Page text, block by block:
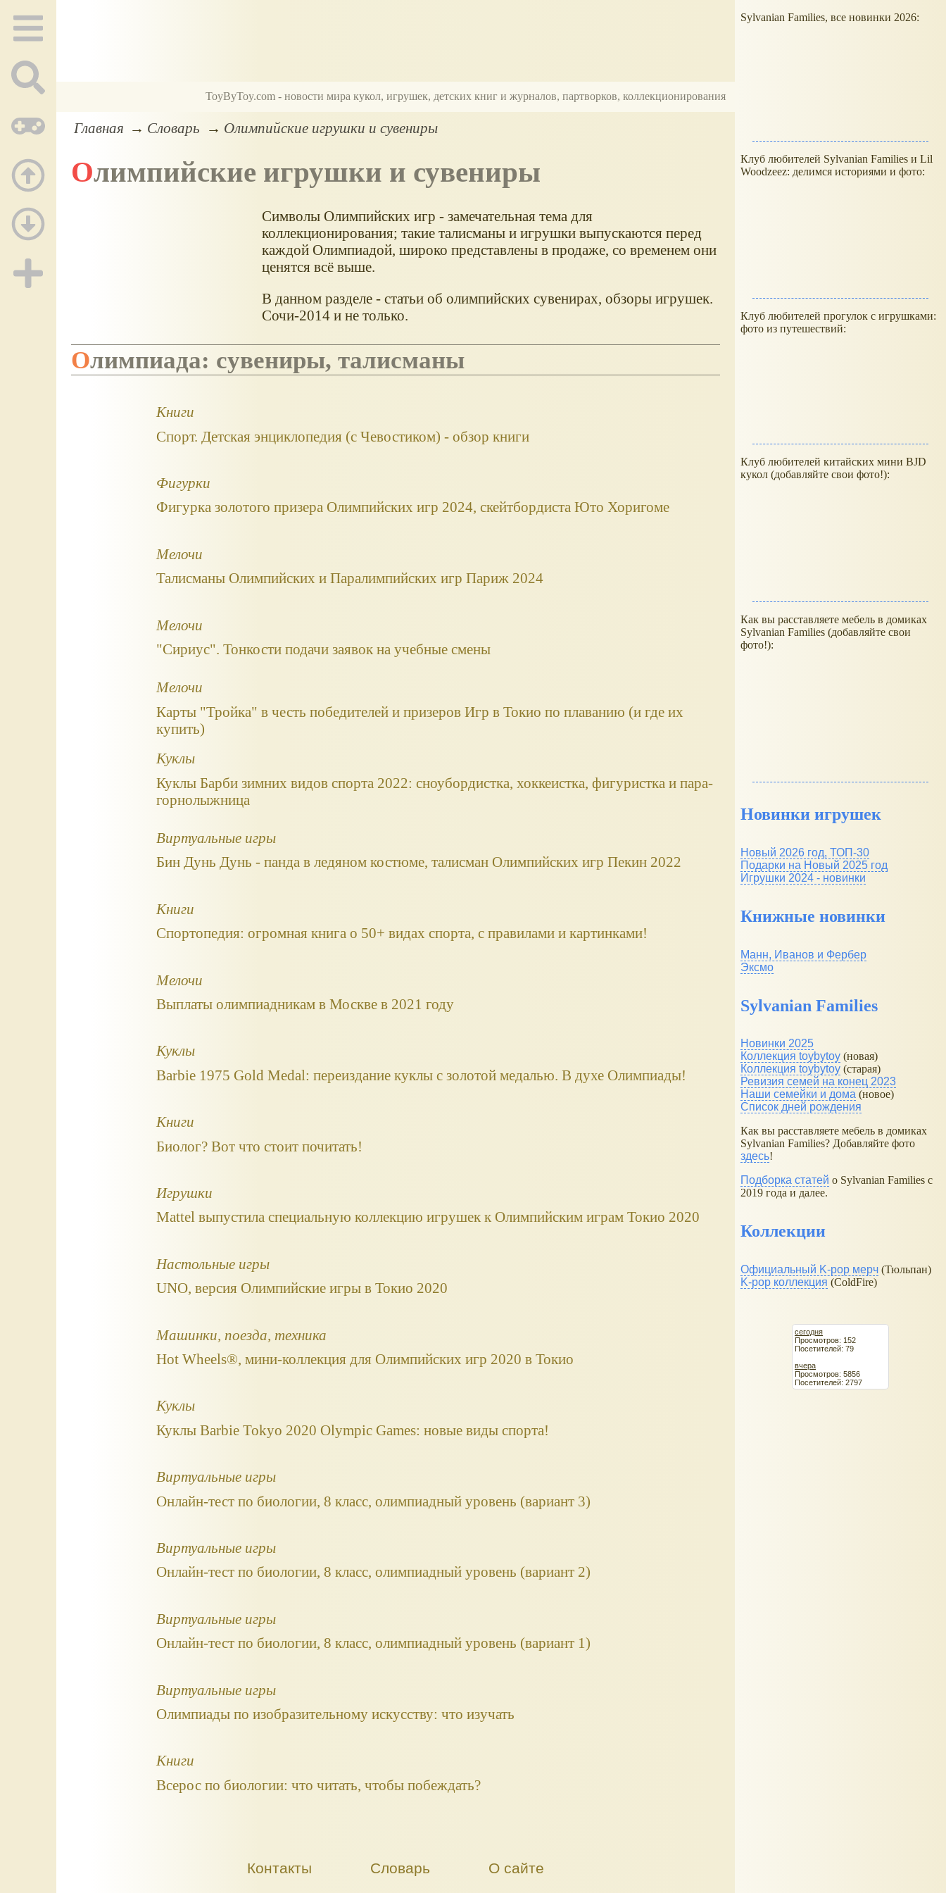
ToyByToy.com - новости мира кукол, игрушек, детских книг и журналов, партворков, коллекционирования
Главная Словарь Олимпийские игрушки и сувениры
Олимпийские игрушки и сувениры
Символы Олимпийских игр - замечательная тема для
коллекционирования; такие талисманы и игрушки выпускаются перед
каждой Олимпиадой, широко представлены в продаже, со временем они
ценятся всё выше.
В данном разделе - статьи об олимпийских сувенирах, обзоры игрушек.
Сочи-2014 и не только.
Олимпиада: сувениры, талисманы
Книги
Спорт. Детская энциклопедия (с Чевостиком) - обзор книги
Фигурки
Фигурка золотого призера Олимпийских игр 2024, скейтбордиста Юто Хоригоме
Мелочи
Талисманы Олимпийских и Паралимпийских игр Париж 2024
Мелочи
"Сириус". Тонкости подачи заявок на учебные смены
Мелочи
Карты "Тройка" в честь победителей и призеров Игр в Токио по плаванию (и где их
купить)
Куклы
Куклы Барби зимних видов спорта 2022: сноубордистка, хоккеистка, фигуристка и пара-
горнолыжница
Виртуальные игры
Бин Дунь Дунь - панда в ледяном костюме, талисман Олимпийских игр Пекин 2022
Книги
Спортопедия: огромная книга о 50+ видах спорта, с правилами и картинками!
Мелочи
Выплаты олимпиадникам в Москве в 2021 году
Куклы
Barbie 1975 Gold Medal: переиздание куклы с золотой медалью. В духе Олимпиады!
Книги
Биолог? Вот что стоит почитать!
Игрушки
Mattel выпустила специальную коллекцию игрушек к Олимпийским играм Токио 2020
Настольные игры
UNO, версия Олимпийские игры в Токио 2020
Машинки, поезда, техника
Hot Wheels®, мини-коллекция для Олимпийских игр 2020 в Токио
Куклы
Куклы Barbie Tokyo 2020 Olympic Games: новые виды спорта!
Виртуальные игры
Онлайн-тест по биологии, 8 класс, олимпиадный уровень (вариант 3)
Виртуальные игры
Онлайн-тест по биологии, 8 класс, олимпиадный уровень (вариант 2)
Виртуальные игры
Онлайн-тест по биологии, 8 класс, олимпиадный уровень (вариант 1)
Виртуальные игры
Олимпиады по изобразительному искусству: что изучать
Книги
Всерос по биологии: что читать, чтобы побеждать?
Контакты Словарь О сайте
Sylvanian Families, все новинки 2026:
Клуб любителей Sylvanian Families и Lil
Woodzeez: делимся историями и фото:
Клуб любителей прогулок с игрушками:
фото из путешествий:
Клуб любителей китайских мини BJD
кукол (добавляйте свои фото!):
Как вы расставляете мебель в домиках
Sylvanian Families (добавляйте свои
фото!):
Новинки игрушек
Новый 2026 год, ТОП-30
Подарки на Новый 2025 год
Игрушки 2024 - новинки
Книжные новинки
Манн, Иванов и Фербер
Эксмо
Sylvanian Families
Новинки 2025
Коллекция toybytoy (новая)
Коллекция toybytoy (старая)
Ревизия семей на конец 2023
Наши семейки и дома (новое)
Список дней рождения
Как вы расставляете мебель в домиках
Sylvanian Families? Добавляйте фото
здесь!
Подборка статей о Sylvanian Families с
2019 года и далее.
Коллекции
Официальный K-pop мерч (Тюльпан)
K-pop коллекция (ColdFire)
сегодня
Просмотров: 152
Посетителей: 79
вчера
Просмотров: 5856
Посетителей: 2797